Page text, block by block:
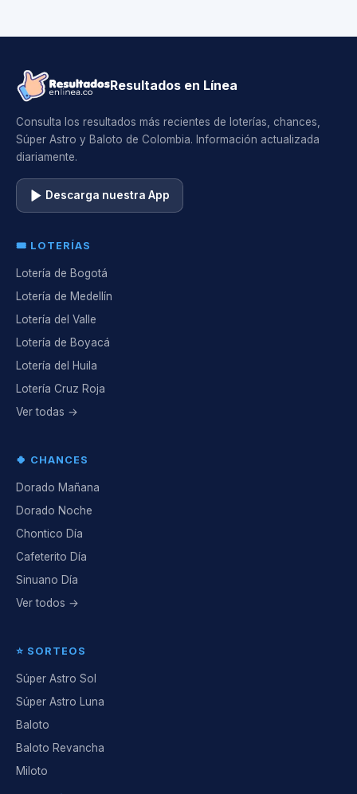
Resultados en Línea
Consulta los resultados más recientes de loterías, chances,
Súper Astro y Baloto de Colombia. Información actualizada
diariamente.
Descarga nuestra App
🎟️ LOTERÍAS
Lotería de Bogotá
Lotería de Medellín
Lotería del Valle
Lotería de Boyacá
Lotería del Huila
Lotería Cruz Roja
Ver todas →
🍀 CHANCES
Dorado Mañana
Dorado Noche
Chontico Día
Cafeterito Día
Sinuano Día
Ver todos →
⭐ SORTEOS
Súper Astro Sol
Súper Astro Luna
Baloto
Baloto Revancha
Miloto